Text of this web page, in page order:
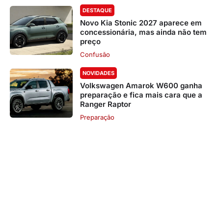
DESTAQUE
Novo Kia Stonic 2027 aparece em
concessionária, mas ainda não tem
preço
Confusão
NOVIDADES
Volkswagen Amarok W600 ganha
preparação e fica mais cara que a
Ranger Raptor
Preparação